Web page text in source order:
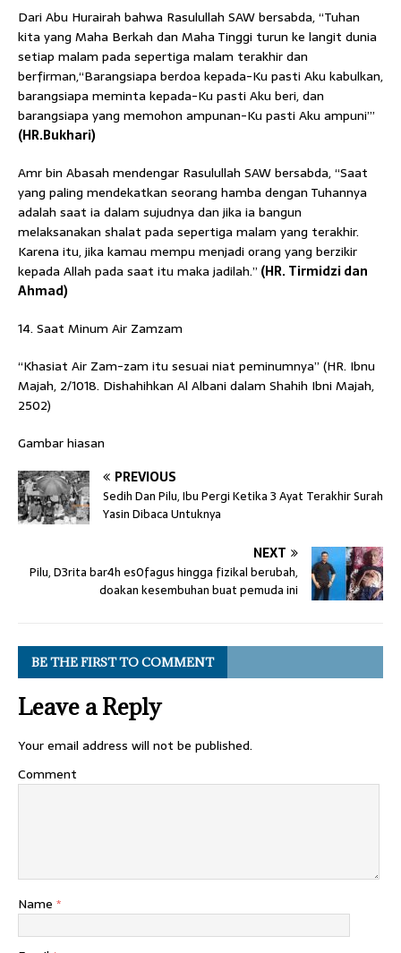
Dari Abu Hurairah bahwa Rasulullah SAW bersabda, “Tuhan
kita yang Maha Berkah dan Maha Tinggi turun ke langit dunia
setiap malam pada sepertiga malam terakhir dan
berfirman,“Barangsiapa berdoa kepada-Ku pasti Aku kabulkan,
barangsiapa meminta kepada-Ku pasti Aku beri, dan
barangsiapa yang memohon ampunan-Ku pasti Aku ampuni’”
(HR.Bukhari)
Amr bin Abasah mendengar Rasulullah SAW bersabda, “Saat
yang paling mendekatkan seorang hamba dengan Tuhannya
adalah saat ia dalam sujudnya dan jika ia bangun
melaksanakan shalat pada sepertiga malam yang terakhir.
Karena itu, jika kamau mempu menjadi orang yang berzikir
kepada Allah pada saat itu maka jadilah.” (HR. Tirmidzi dan
Ahmad)
14. Saat Minum Air Zamzam
“Khasiat Air Zam-zam itu sesuai niat peminumnya” (HR. Ibnu
Majah, 2/1018. Dishahihkan Al Albani dalam Shahih Ibni Majah,
2502)
Gambar hiasan
PREVIOUS
Sedih Dan Pilu, Ibu Pergi Ketika 3 Ayat Terakhir Surah
Yasin Dibaca Untuknya
NEXT
Pilu, D3rita bar4h es0fagus hingga fizikal berubah,
doakan kesembuhan buat pemuda ini
BE THE FIRST TO COMMENT
Leave a Reply
Your email address will not be published.
Comment
Name *